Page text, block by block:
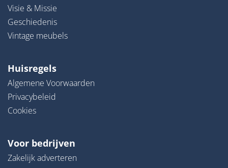
Visie & Missie
Geschiedenis
Vintage meubels
Huisregels
Algemene Voorwaarden
Privacybeleid
Cookies
Voor bedrijven
Zakelijk adverteren